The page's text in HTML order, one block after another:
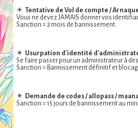
☀ Tentative de Vol de compte /
Vous ne devez JAMAIS donner vos
Sanction = 2 mois de bannissement.
☀ Usurpation d'identité
Se faire passer pour un administrateur à
Sanction = Bannissement définitif et
☀ Demande de codes / allopass /
Sanction = 15 jours de bannissement au